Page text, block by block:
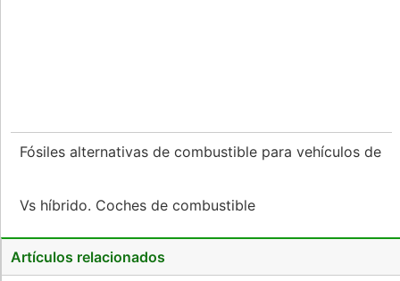
Fósiles alternativas de combustible para vehículos de
Vs híbrido. Coches de combustible
Artículos relacionados